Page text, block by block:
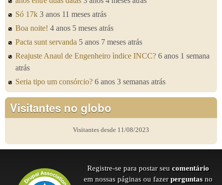
Só 17k 3 anos 11 meses atrás
Boa noite! 4 anos 5 meses atrás
Pacta sunt servanda 5 anos 7 meses atrás
Reajuste Anaul de Engenheiro ìndice INCC? 6 anos 1 semana
atrás
Seria tipo um consórcio? 6 anos 3 semanas atrás
Visitantes no globo
Visitantes desde 11/08/2023
Registre-se para postar seu comentário
em nossas páginas ou fazer perguntas no